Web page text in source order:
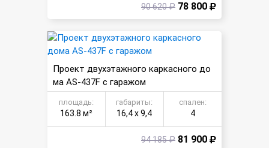
90 620 ₽ 78 800
Проект двухэтажного каркасного до
ма AS-437F с гаражом
площадь:
163.8 м²
габариты:
16,4 х 9,4
спален:
4
94 185 ₽ 81 900